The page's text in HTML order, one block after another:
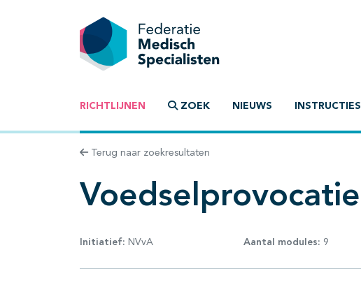
RICHTLIJNEN ZOEK NIEUWS INSTRUCTIES
Terug naar zoekresultaten
Voedselprovocatie
Initiatief: NVvA Aantal modules: 9